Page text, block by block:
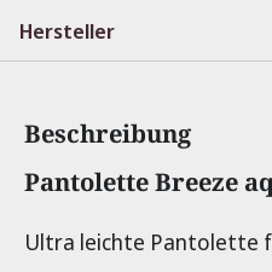
Hersteller
Beschreibung
Pantolette Breeze
Ultra leichte Pantolette